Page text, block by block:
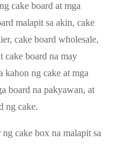
cake board at mga
malapit sa akin, cake
cake board wholesale,
cake board na may
ng cake at mga
board na pakyawan, at
ng cake.
cake box na malapit sa